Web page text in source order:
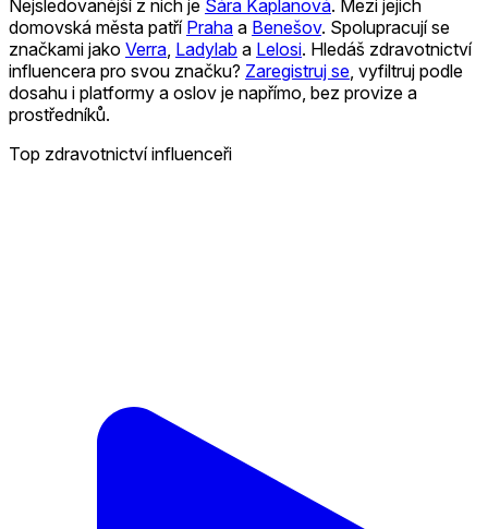
Nejsledovanější z nich je Sára Kaplanová. Mezi jejich
domovská města patří Praha a Benešov. Spolupracují se
značkami jako Verra Ladylab a Lelosi. Hledáš zdravotnictví
influencera pro svou značku? Zaregistruj se , vyfiltruj podle
dosahu i platformy a oslov je napřímo, bez provize a
prostředníků.
Top zdravotnictví influenceři